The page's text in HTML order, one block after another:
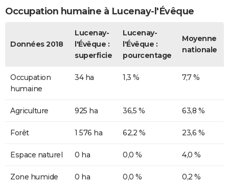
Occupation humaine à Lucenay-l'Évêque
Données 2018
Lucenay-
l'Évêque :
superficie
Lucenay-
l'Évêque :
pourcentage
Moyenne
nationale
Occupation
humaine
34 ha 1,3 % 7,7 %
Agriculture 925 ha 36,5 % 63,8 %
Forêt 1 576 ha 62,2 % 23,6 %
Espace naturel 0 ha 0,0 % 4,0 %
Zone humide 0 ha 0,0 % 0,2 %